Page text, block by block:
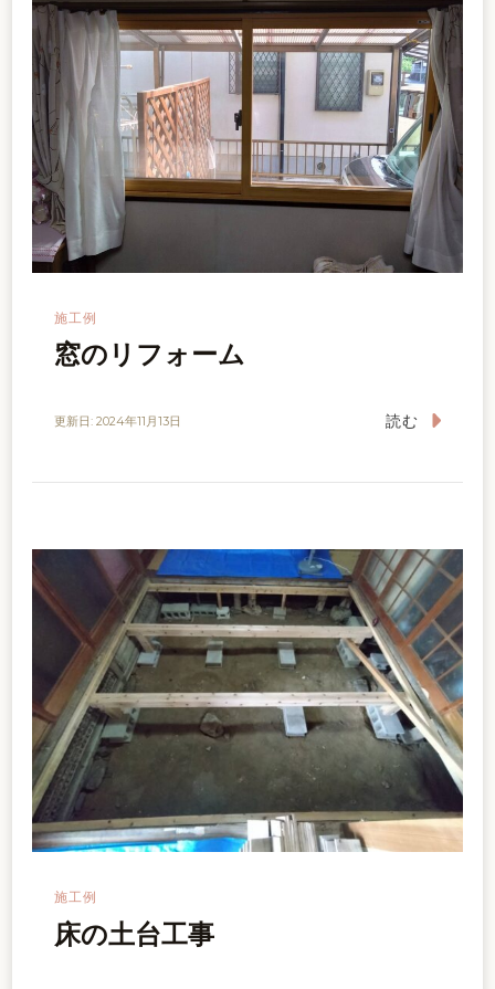
施工例
窓のリフォーム
更新日: 2024年11月13日 読む
施工例
床の土台工事